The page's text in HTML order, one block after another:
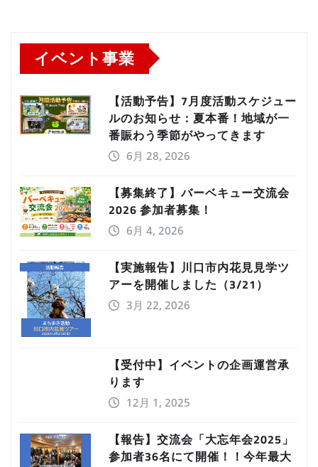
イベント事業
【活動予告】7月度活動スケジュー
ルのお知らせ：夏本番！地域が一
番賑わう季節がやってきます
6月 28, 2026
【募集終了】バーベキュー交流会
2026 参加者募集！
6月 4, 2026
【実施報告】川口市内花見見学ツ
アーを開催しました（3/21）
3月 22, 2026
【受付中】イベントの企画運営承
ります
12月 1, 2025
【報告】交流会「大忘年会2025」
参加者36名にて開催！！今年最大